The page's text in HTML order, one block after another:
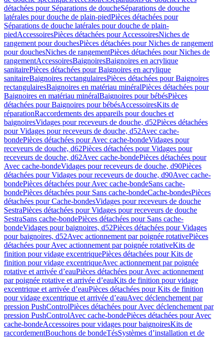
détachées pour Séparations de doucheSéparations de douche
latérales pour douche de plain-piedPièces détachées pour
Séparations de douche latérales pour douche de plain-
piedAccessoiresPièces détachées pour AccessoiresNiches de
rangement pour douchesPièces détachées pour Niches de rangement
pour douchesNiches de rangementPièces détachées pour Niches de
rangementAccessoiresBaignoiresBaignoires en acrylique
sanitairePièces détachées pour Baignoires en acrylique
sanitaireBaignoires rectangulairesPièces détachées pour Baignoires
rectangulairesBaignoires en matériau minéralPièces détachées pour
Baignoires en matériau minéralBaignoires pour bébésPièces
détachées pour Baignoires pour bébésAccessoiresKits de
réparationRaccordements des appareils pour douches et
baignoiresVidages pour receveurs de douche, d52Pièces détachées
pour Vidages pour receveurs de douche, d52Avec cache-
bondePièces détachées pour Avec cache-bondeVidages pour
receveurs de douche, d62Pièces détachées pour Vidages pour
receveurs de douche, d62Avec cache-bondePièces détachées pour
Avec cache-bondeVidages pour receveurs de douche, d90Pièces
détachées pour Vidages pour receveurs de douche, d90Avec cache-
bondePièces détachées pour Avec cache-bondeSans cache-
bondePièces détachées pour Sans cache-bondeCache-bondesPièces
détachées pour Cache-bondesVidages pour receveurs de douche
SestraPièces détachées pour Vidages pour receveurs de douche
SestraSans cache-bondePièces détachées pour Sans cache-
bondeVidages pour baignoires, d52Pièces détachées pour Vidages
pour baignoires, d52Avec actionnement par poignée rotativePièces
détachées pour Avec actionnement par poignée rotativeKits de
finition pour vidage excentriquePièces détachées pour Kits de
finition pour vidage excentriqueAvec actionnement par poignée
rotative et arrivée d’eauPièces détachées pour Avec actionnement
par poignée rotative et arrivée d’eauKits de finition pour vidage
excentrique et arrivée d’eauPièces détachées pour Kits de finition
pour vidage excentrique et arrivée d’eauAvec déclenchement par
pression PushControlPièces détachées pour Avec déclenchement par
pression PushControlAvec cache-bondePièces détachées pour Avec
cache-bondeAccessoires pour vidages pour baignoiresKits de
raccordementBouchons de bondeTésSystèmes d’installation et de